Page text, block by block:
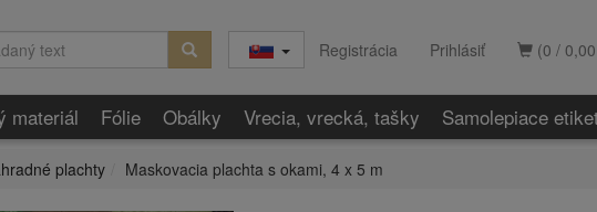
(0 /
Registrácia Prihlásiť
materiál Fólie Obálky Vrecia, vrecká, tašky Samolepiace
plachty Maskovacia plachta s okami, 4 x 5 m